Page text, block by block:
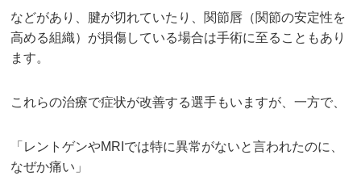
などがあり、腱が切れていたり、関節唇（関節の安定性を
高める組織）が損傷している場合は手術に至ることもあり
ます。
これらの治療で症状が改善する選手もいますが、一方で、
「レントゲンやMRIでは特に異常がないと言われたのに、
なぜか痛い」